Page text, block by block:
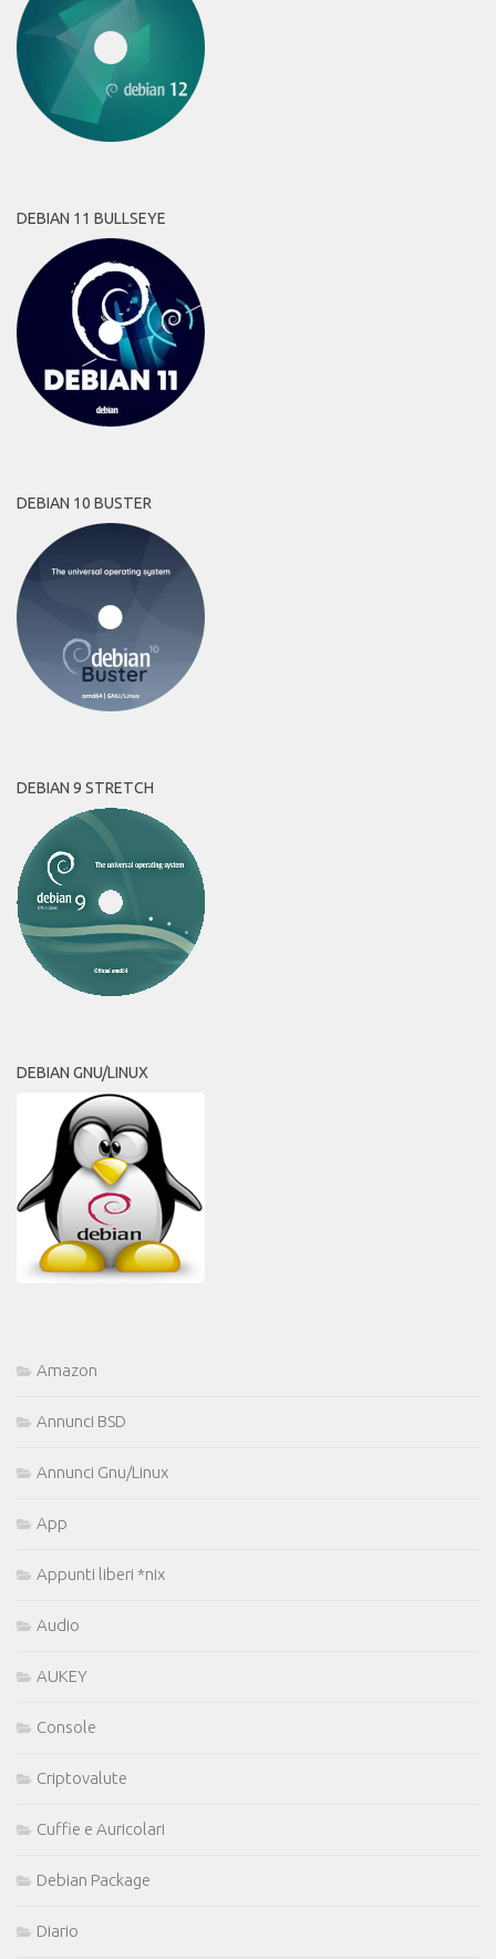
DEBIAN 11 BULLSEYE
DEBIAN 10 BUSTER
DEBIAN 9 STRETCH
DEBIAN GNU/LINUX
Amazon
Annunci BSD
Annunci Gnu/Linux
App
Appunti liberi *nix
Audio
AUKEY
Console
Criptovalute
Cuffie e Auricolari
Debian Package
Diario